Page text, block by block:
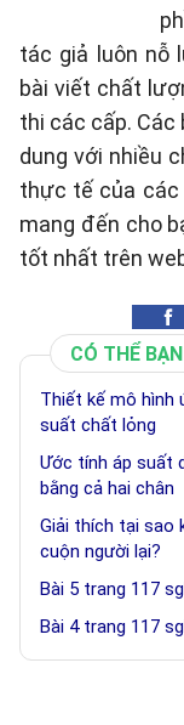
tác giả luôn nỗ
bài viết chất
thi các cấp. Các
dung với nhiều
thực tế của các
mang đến cho
tốt nhất trên
CÓ THỂ
Thiết kế mô hình
suất chất lỏng
Ước tính áp suất
bằng cả hai chân
Giải thích tại sao
cuộn người lại?
Bài 5 trang 117
Bài 4 trang 117